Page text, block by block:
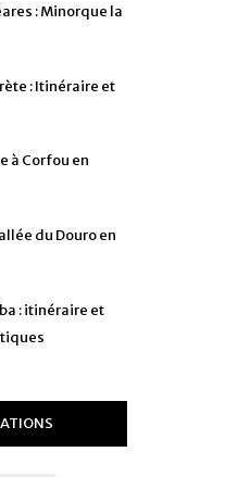
: Minorque la
: Itinéraire et
à Corfou en
du Douro en
: itinéraire et